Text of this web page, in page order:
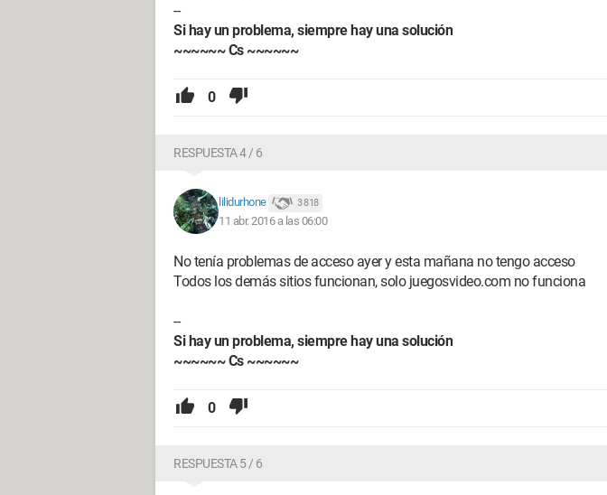
--
Si hay un problema, siempre hay una solución
~~~~~~ Cs ~~~~~~
0
RESPUESTA 4 / 6
lilidurhone 3 818
11 abr. 2016 a las 06:00
No tenía problemas de acceso ayer y esta mañana no tengo acceso
Todos los demás sitios funcionan, solo juegosvideo.com no funciona
--
Si hay un problema, siempre hay una solución
~~~~~~ Cs ~~~~~~
0
RESPUESTA 5 / 6